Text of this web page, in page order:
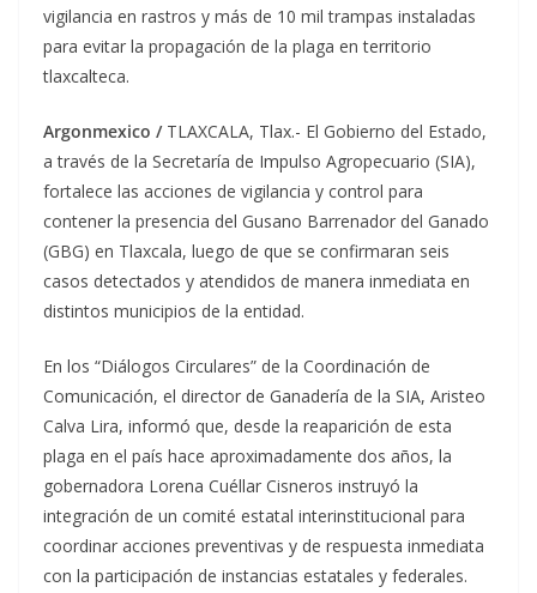
vigilancia en rastros y más de 10 mil trampas instaladas
para evitar la propagación de la plaga en territorio
tlaxcalteca.
Argonmexico / TLAXCALA, Tlax.- El Gobierno del Estado,
a través de la Secretaría de Impulso Agropecuario (SIA),
fortalece las acciones de vigilancia y control para
contener la presencia del Gusano Barrenador del Ganado
(GBG) en Tlaxcala, luego de que se confirmaran seis
casos detectados y atendidos de manera inmediata en
distintos municipios de la entidad.
En los “Diálogos Circulares” de la Coordinación de
Comunicación, el director de Ganadería de la SIA, Aristeo
Calva Lira, informó que, desde la reaparición de esta
plaga en el país hace aproximadamente dos años, la
gobernadora Lorena Cuéllar Cisneros instruyó la
integración de un comité estatal interinstitucional para
coordinar acciones preventivas y de respuesta inmediata
con la participación de instancias estatales y federales.